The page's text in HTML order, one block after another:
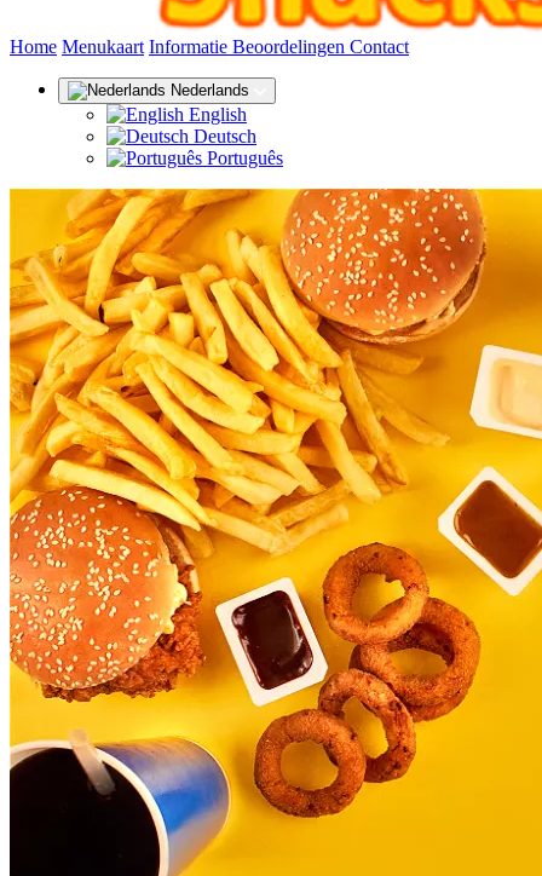
Home Menukaart Informatie (huidige)
Beoordelingen Contact
Nederlands
English
Deutsch
Português